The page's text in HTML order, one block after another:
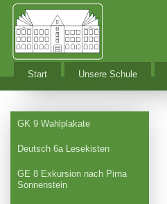
Start Unsere Schule
GK 9 Wahlplakate
Deutsch 6a Lesekisten
GE 8 Exkursion nach Pirna
Sonnenstein